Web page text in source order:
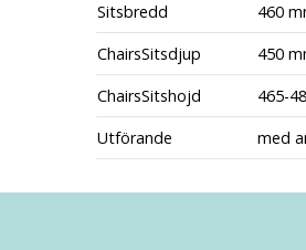
Sitsbredd
460
ChairsSitsdjup
450
ChairsSitshojd
465-
Utförande
med